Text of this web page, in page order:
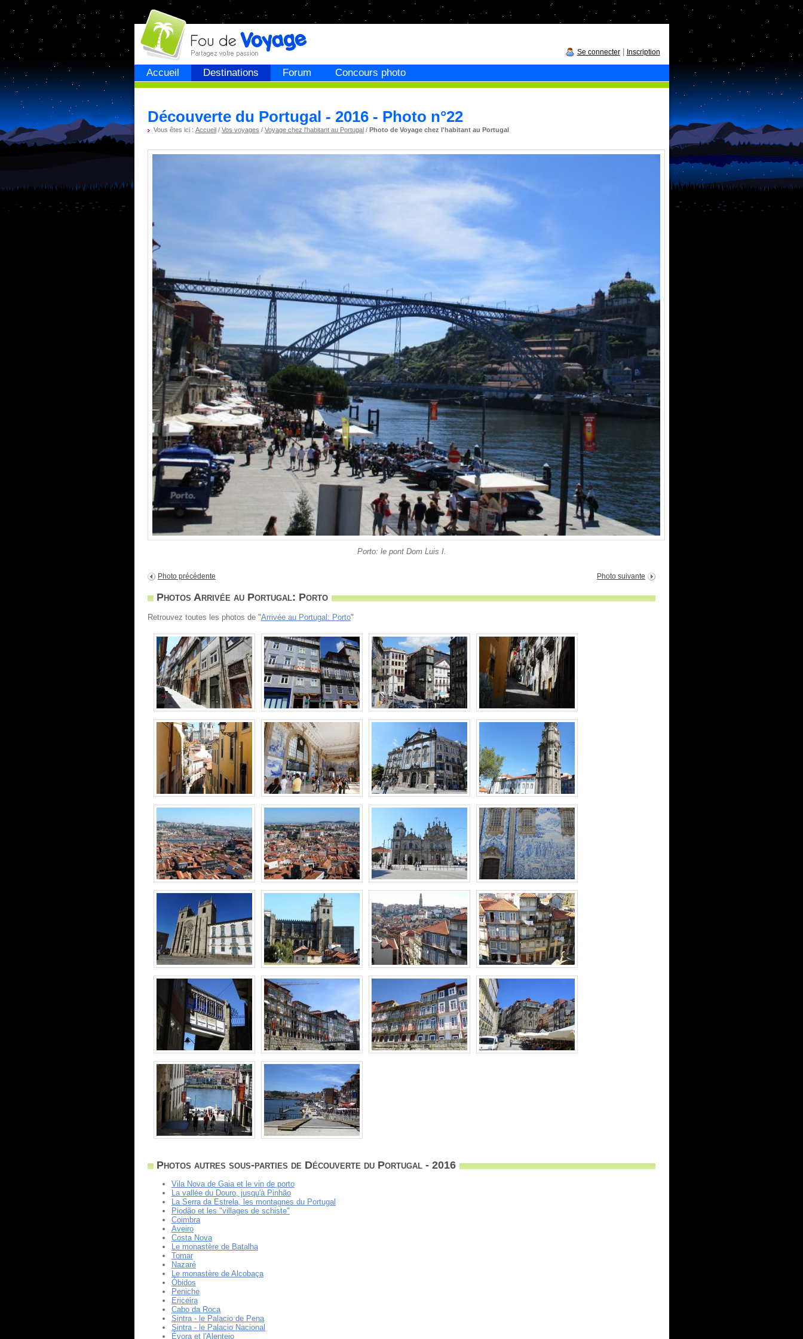
Accueil Destinations Forum Concours photo
Fou devoyage
Se connecter| Inscription
Découverte du Portugal - 2016 - Photo n°22
Vous êtes ici : Accueil/ Vos voyages / Voyage chez l'habitant au Portugal/ Photo de Voyage chez l'habitant au Portugal
Porto: le pont Dom Luis I.
Photo précédente Photo suivante
Photos Arrivée au Portugal: Porto
Retrouvez toutes les photos de "Arrivée au Portugal: Porto"
Photos autres sous-parties de Découverte du Portugal - 2016
Vila Nova de Gaia et le vin de porto
La vallée du Douro, jusqu'à Pinhão
La Serra da Estrela, les montagnes du Portugal
Piodão et les "villages de schiste"
Coimbra
Aveiro
Costa Nova
Le monastère de Batalha
Tomar
Nazaré
Le monastère de Alcobaça
Óbidos
Peniche
Ericeira
Cabo da Roca
Sintra - le Palacio de Pena
Sintra - le Palacio Nacional
Évora et l'Alentejo